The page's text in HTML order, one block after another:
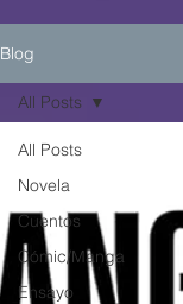
Blog
All Posts
Novela
Cuentos
Cómic/Manga
Ensayo
All Posts